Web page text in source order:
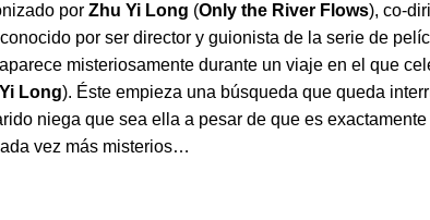
porZhu Yi Long (Only the River Flows), co-
por ser director y guionista de la serie de
misteriosamente durante un viaje en el que
Long). Éste empieza una búsqueda que queda
niega que sea ella a pesar de que es exactamente
vez más misterios…